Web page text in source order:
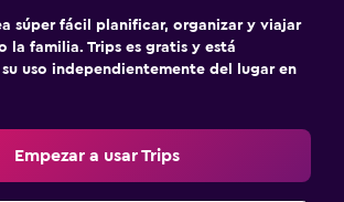
súper fácil planificar, organizar y viajar
la familia. Trips es gratis y está
uso independientemente del lugar en
Empezar a usar Trips